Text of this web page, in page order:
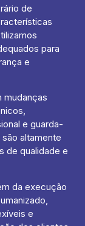
de
para
e
mudanças
e guarda-
altamente
de qualidade e
da execução
e